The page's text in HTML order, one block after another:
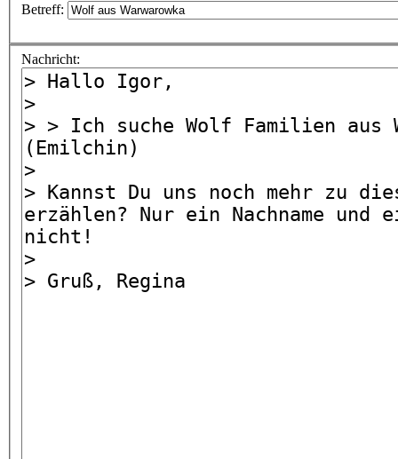
Betreff:
Nachricht: